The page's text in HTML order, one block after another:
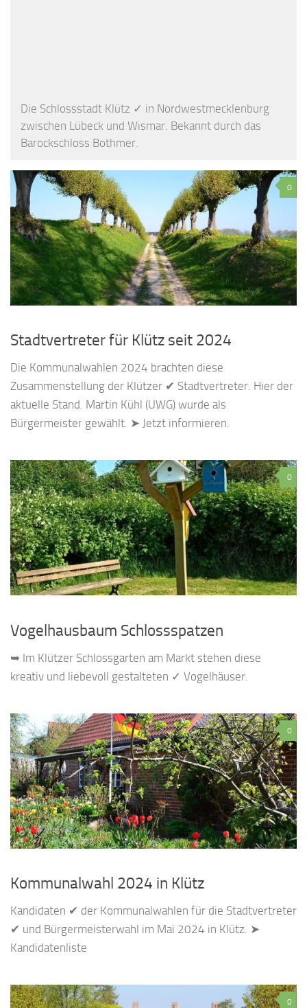
Die Schlossstadt Klütz ✓ in Nordwestmecklenburg
zwischen Lübeck und Wismar. Bekannt durch das
Barockschloss Bothmer.
0
Stadtvertreter für Klütz seit 2024
Die Kommunalwahlen 2024 brachten diese
Zusammenstellung der Klützer ✔ Stadtvertreter. Hier der
aktuelle Stand. Martin Kühl (UWG) wurde als
Bürgermeister gewählt. ➤ Jetzt informieren.
0
Vogelhausbaum Schlossspatzen
➥ Im Klützer Schlossgarten am Markt stehen diese
kreativ und liebevoll gestalteten ✓ Vogelhäuser.
0
Kommunalwahl 2024 in Klütz
Kandidaten ✔ der Kommunalwahlen für die Stadtvertreter
✔ und Bürgermeisterwahl im Mai 2024 in Klütz. ➤
Kandidatenliste
0